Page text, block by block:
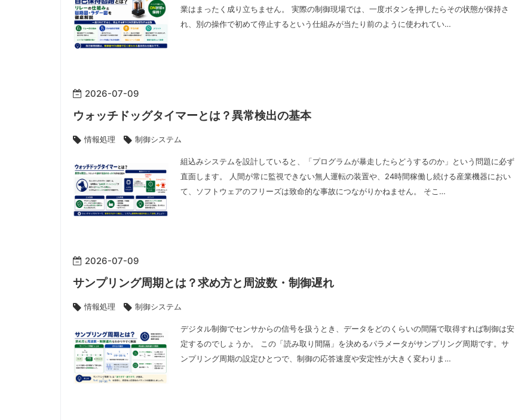
業はまったく成り立ちません。 実際の制御現場では、一度ボタンを押したらその状態が保持さ
れ、別の操作で初めて停止するという仕組みが当たり前のように使われてい…
2026-07-09
ウォッチドッグタイマーとは？異常検出の基本
情報処理 制御システム
組込みシステムを設計していると、「プログラムが暴走したらどうするのか」という問題に必ず
直面します。 人間が常に監視できない無人運転の装置や、24時間稼働し続ける産業機器におい
て、ソフトウェアのフリーズは致命的な事故につながりかねません。 そこ…
2026-07-09
サンプリング周期とは？求め方と周波数・制御遅れ
情報処理 制御システム
デジタル制御でセンサからの信号を扱うとき、データをどのくらいの間隔で取得すれば制御は安
定するのでしょうか。 この「読み取り間隔」を決めるパラメータがサンプリング周期です。サ
ンプリング周期の設定ひとつで、制御の応答速度や安定性が大きく変わりま…